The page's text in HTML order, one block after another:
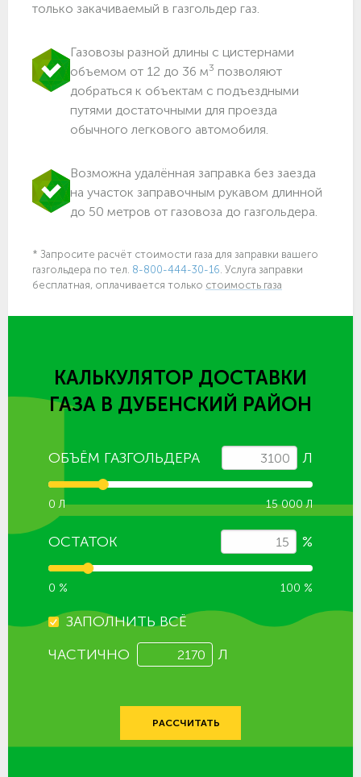
только закачиваемый в газгольдер газ.
Газовозы разной длины с цистернами
объемом от 12 до 36 м3 позволяют
добраться к объектам c подъездными
путями достаточными для проезда
обычного легкового автомобиля.
Возможна удалённая заправка без заезда
на участок заправочным рукавом длинной
до 50 метров от газовоза до газгольдера.
* Запросите расчёт стоимости газа для заправки вашего
газгольдера по тел. 8-800-444-30-16. Услуга заправки
бесплатная, оплачивается только стоимость газа
КАЛЬКУЛЯТОР ДОСТАВКИ
ГАЗА В ДУБЕНСКИЙ РАЙОН
ОБЪЁМ ГАЗГОЛЬДЕРА Л
0 Л 15 000 Л
ОСТАТОК %
0 % 100 %
ЗАПОЛНИТЬ ВСЁ
ЧАСТИЧНО
Л
РАССЧИТАТЬ